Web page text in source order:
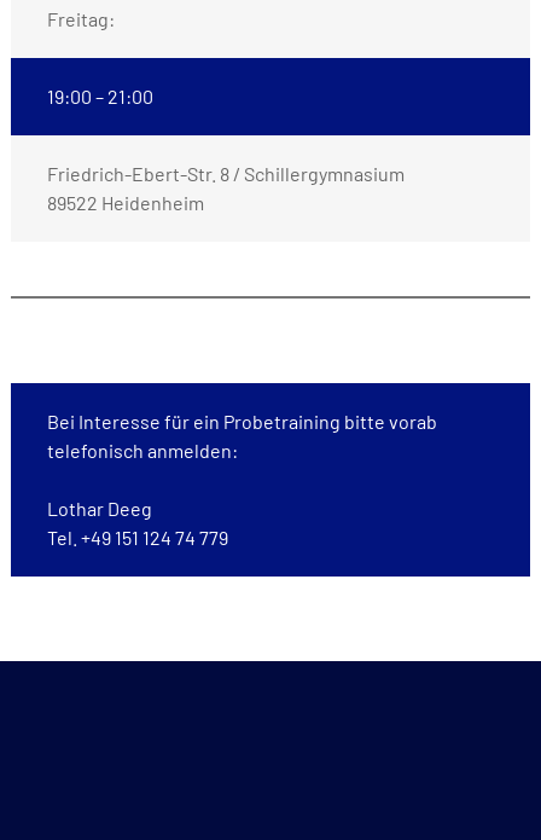
Freitag:
19:00 – 21:00
Friedrich-Ebert-Str. 8 / Schillergymnasium
89522 Heidenheim
Bei Interesse für ein Probetraining bitte vorab
telefonisch anmelden:
Lothar Deeg
Tel. +49 151 124 74 779